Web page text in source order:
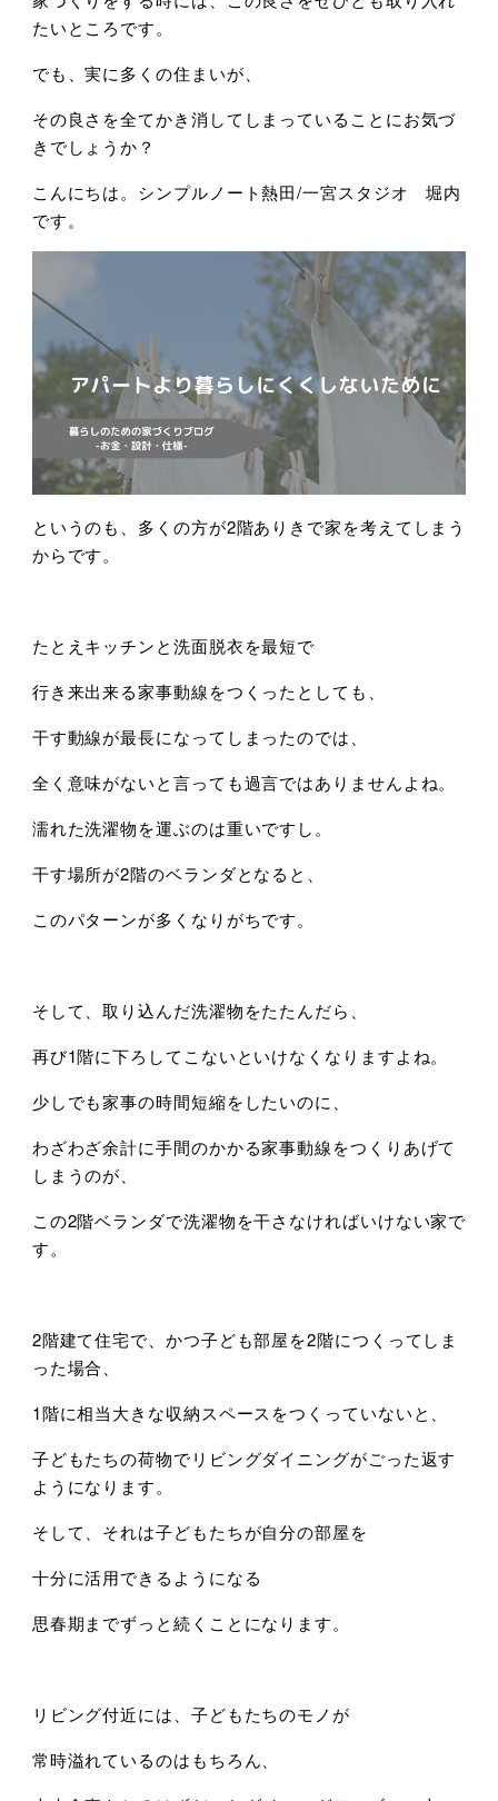
たいところです。
でも、実に多くの住まいが、
その良さを全てかき消してしまっていることにお気づ
きでしょうか？
こんにちは。シンプルノート熱田/一宮スタジオ 堀内
です。
というのも、多くの方が2階ありきで家を考えてしまう
からです。
たとえキッチンと洗面脱衣を最短で
行き来出来る家事動線をつくったとしても、
干す動線が最長になってしまったのでは、
全く意味がないと言っても過言ではありませんよね。
濡れた洗濯物を運ぶのは重いですし。
干す場所が2階のベランダとなると、
このパターンが多くなりがちです。
そして、取り込んだ洗濯物をたたんだら、
再び1階に下ろしてこないといけなくなりますよね。
少しでも家事の時間短縮をしたいのに、
わざわざ余計に手間のかかる家事動線をつくりあげて
しまうのが、
この2階ベランダで洗濯物を干さなければいけない家で
す。
2階建て住宅で、かつ子ども部屋を2階につくってしま
った場合、
1階に相当大きな収納スペースをつくっていないと、
子どもたちの荷物でリビングダイニングがごった返す
ようになります。
そして、それは子どもたちが自分の部屋を
十分に活用できるようになる
思春期までずっと続くことになります。
リビング付近には、子どもたちのモノが
常時溢れているのはもちろん、